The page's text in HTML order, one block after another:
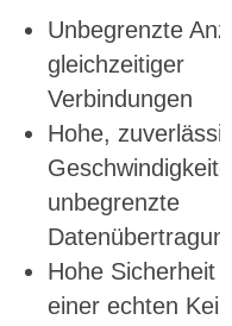
Unbegrenzte
gleichzeitiger
Verbindungen
Hohe,
unbegrenzte
Hohe Sicherheit
einer echten